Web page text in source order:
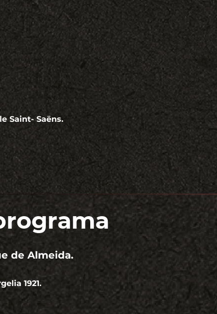
Saint- Saëns.
de Almeida.
1921.